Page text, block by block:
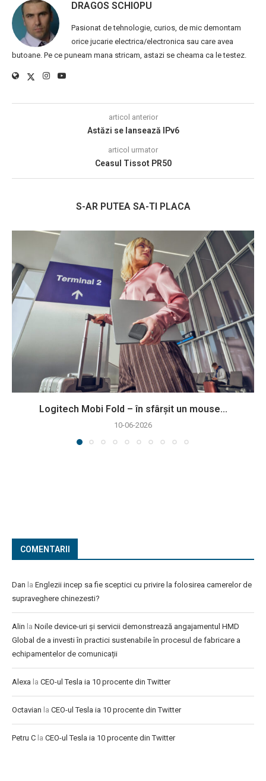
DRAGOS SCHIOPU
Pasionat de tehnologie, curios, de mic demontam
orice jucarie electrica/electronica sau care avea
butoane. Pe ce puneam mana stricam, astazi se cheama ca le testez.
articol anterior
Astăzi se lansează IPv6
articol urmator
Ceasul Tissot PR50
S-AR PUTEA SA-TI PLACA
Logitech Mobi Fold – în sfârșit un mouse...
10-06-2026
COMENTARII
Dan la Englezii incep sa fie sceptici cu privire la folosirea camerelor de
supraveghere chinezesti?
Alin la Noile device-uri și servicii demonstrează angajamentul HMD
Global de a investi în practici sustenabile în procesul de fabricare a
echipamentelor de comunicații
Alexa la CEO-ul Tesla ia 10 procente din Twitter
Octavian la CEO-ul Tesla ia 10 procente din Twitter
Petru C la CEO-ul Tesla ia 10 procente din Twitter